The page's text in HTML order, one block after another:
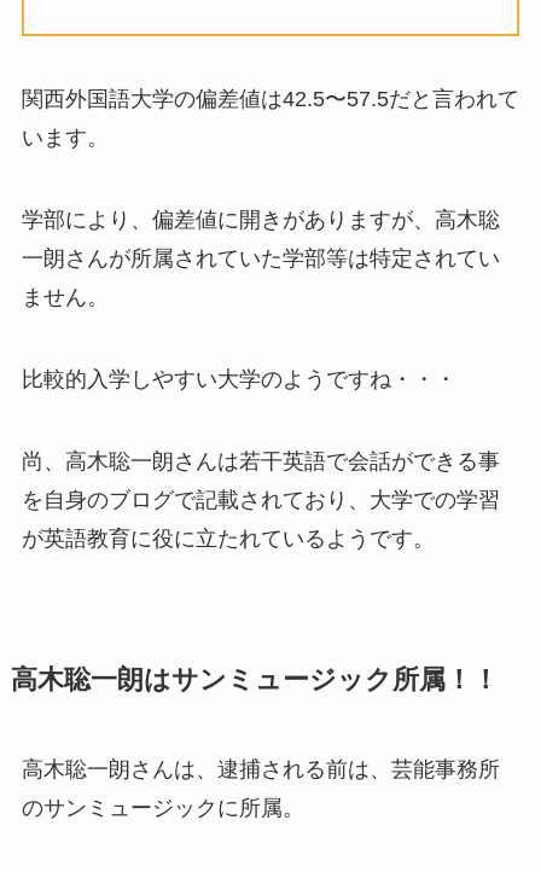
関西外国語大学の偏差値は42.5〜57.5だと言われて
います。
学部により、偏差値に開きがありますが、高木聡
一朗さんが所属されていた学部等は特定されてい
ません。
比較的入学しやすい大学のようですね・・・
尚、高木聡一朗さんは若干英語で会話ができる事
を自身のブログで記載されており、大学での学習
が英語教育に役に立たれているようです。
高木聡一朗はサンミュージック所属！！
高木聡一朗さんは、逮捕される前は、芸能事務所
のサンミュージックに所属。